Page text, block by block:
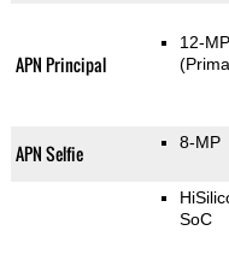
APN Principal
12-
APN Selfie 8-MP
SoC